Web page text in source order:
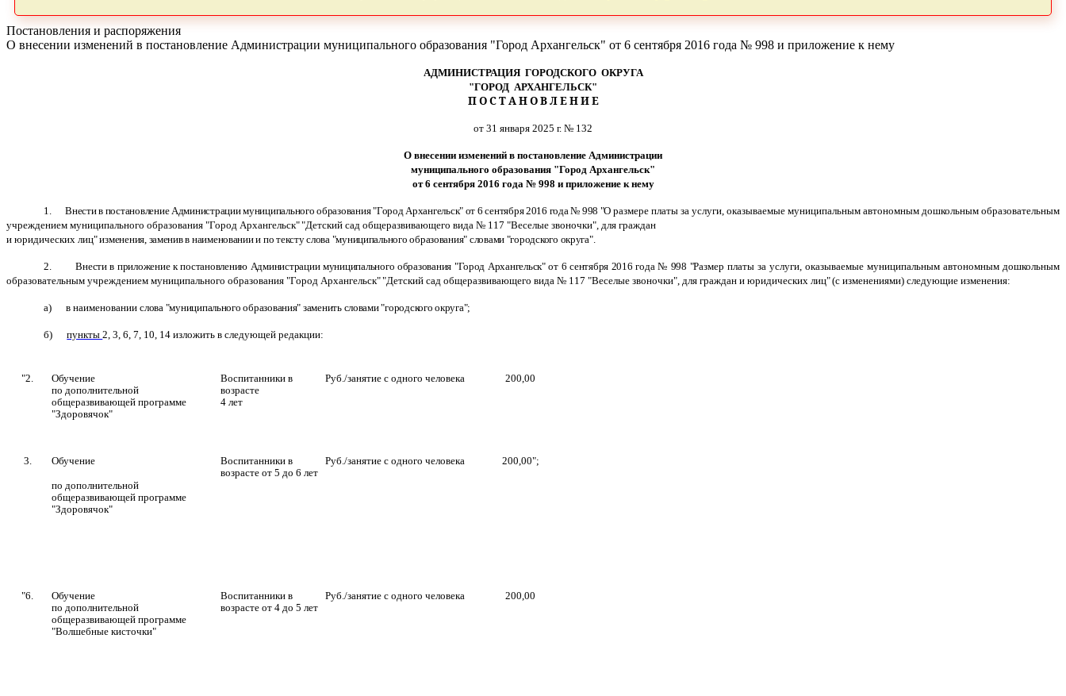
Постановления и распоряжения
О внесении изменений в постановление Администрации муниципального образования "Город Архангельск" от 6 сентября 2016 года № 998 и приложение к нему
АДМИНИСТРАЦИЯ ГОРОДСКОГО ОКРУГА
"ГОРОД АРХАНГЕЛЬСК"
П О С Т А Н О В Л Е Н И Е
от 31 января 2025 г. № 132
О внесении изменений в постановление Администрации
муниципального образования "Город Архангельск"
от 6 сентября 2016 года № 998 и приложение к нему
1. Внести в постановление Администрации муниципального образования "Город Архангельск" от 6 сентября 2016 года № 998 "О размере платы за услуги, оказываемые муниципальным автономным дошкольным образовательным
учреждением муниципального образования "Город Архангельск" "Детский сад общеразвивающего вида № 117"Веселые звоночки", для граждан
и юридических лиц" изменения, заменив в наименовании и по тексту слова "муниципального образования" словами "городского округа".
2. Внести в приложение к постановлению Администрации муниципального образования "Город Архангельск" от 6 сентября 2016 года № 998 "Размер платы за услуги, оказываемые муниципальным автономным дошкольным
образовательным учреждением муниципального образования "Город Архангельск" "Детский сад общеразвивающего вида № 117"Веселые звоночки", для граждан и юридических лиц"(с изменениями) следующие изменения:
а) в наименованиислова "муниципального образования" заменить словами "городского округа";
б)пункты2, 3, 6, 7, 10, 14 изложить в следующей редакции:
"2.
Обучение
по дополнительной
общеразвивающей программе
"Здоровячок"
Воспитанники в
возрасте
4 лет
Руб./занятие с одного человека 200,00
3. Обучение
по дополнительной
общеразвивающей программе
"Здоровячок"
Воспитанники в
возрасте от 5 до 6 лет
Руб./занятие с одного человека 200,00";
"6.
Обучение
по дополнительной
общеразвивающей программе
"Волшебные кисточки"
Воспитанники в
возрасте от 4 до 5 лет
Руб./занятие с одного человека 200,00